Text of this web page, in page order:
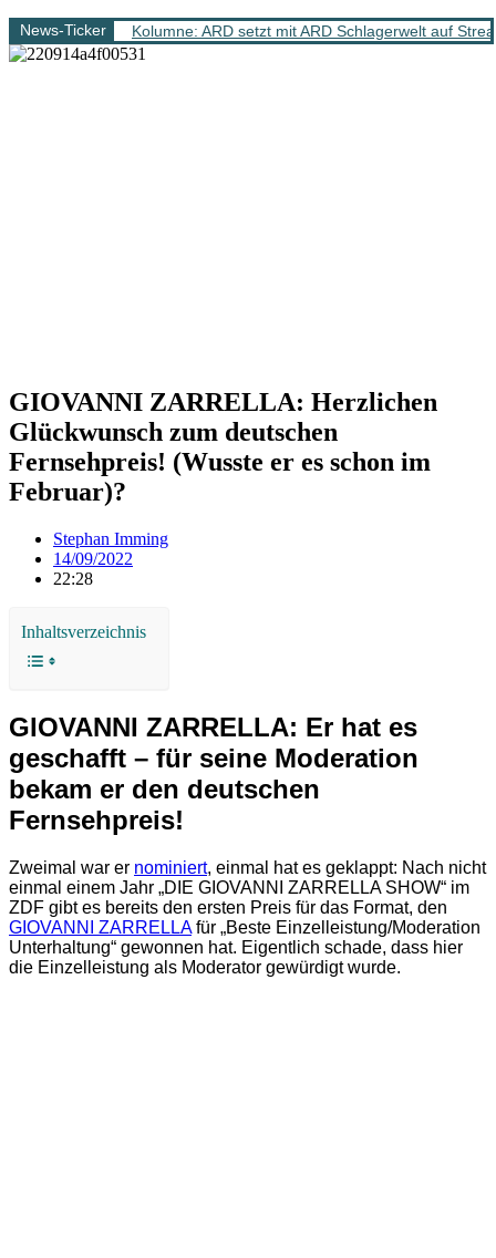
News-Ticker Kolumne: ARD setzt mit ARD Schlagerwelt auf
GIOVANNI ZARRELLA: Herzlichen
Glückwunsch zum deutschen
Fernsehpreis! (Wusste er es schon im
Februar)?
Stephan Imming
14/09/2022
22:28
Inhaltsverzeichnis
GIOVANNI ZARRELLA: Er hat es
geschafft – für seine Moderation
bekam er den deutschen
Fernsehpreis!
Zweimal war er nominiert, einmal hat es geklappt: Nach nicht
einmal einem Jahr „DIE GIOVANNI ZARRELLA SHOW“ im
ZDF gibt es bereits den ersten Preis für das Format, den
GIOVANNI ZARRELLAfür „Beste Einzelleistung/Moderation
Unterhaltung“ gewonnen hat. Eigentlich schade, dass hier
die Einzelleistung als Moderator gewürdigt wurde.